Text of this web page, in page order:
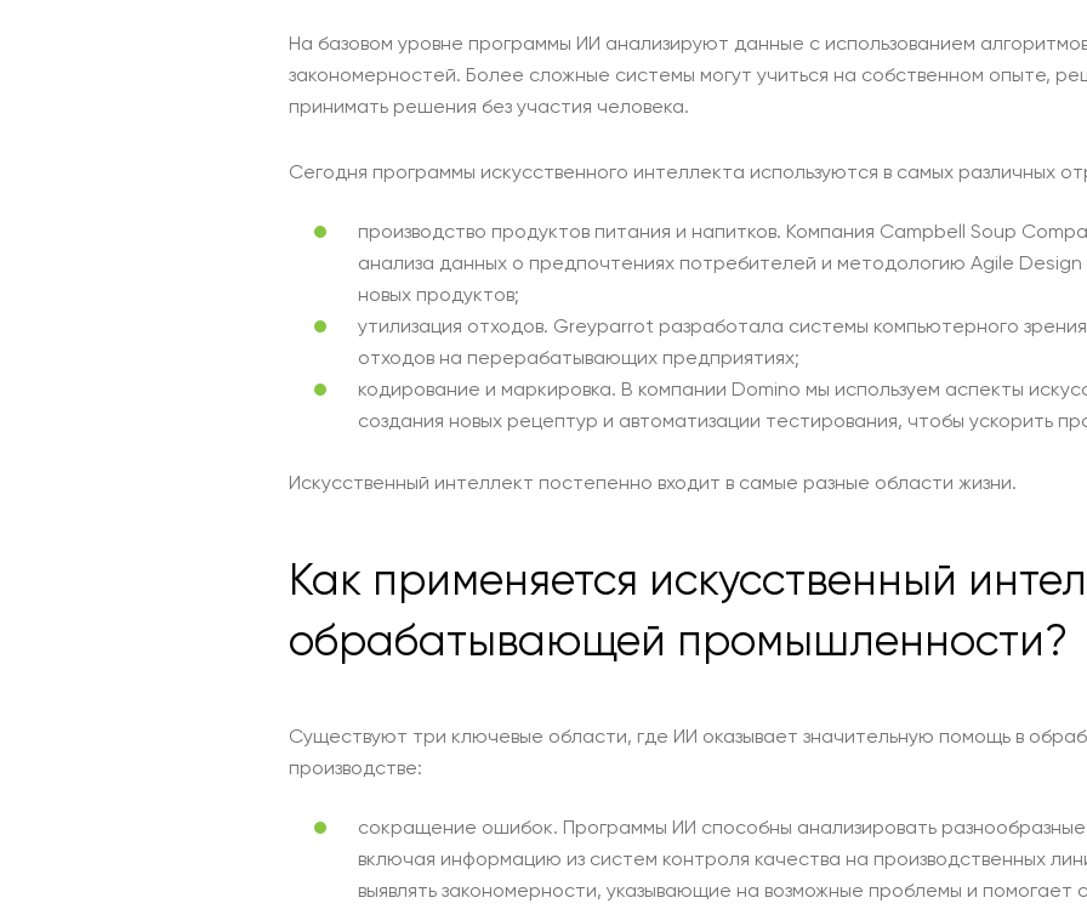
На базовом уровне программы ИИ анализируют данные с использованием
закономерностей. Более сложные системы могут учиться на собственном опыте,
принимать решения без участия человека.
Сегодня программы искусственного интеллекта используются в самых различных
производство продуктов питания и напитков. Компания Campbell Soup
анализа данных о предпочтениях потребителей и методологию Agile Design
новых продуктов;
утилизация отходов. Greyparrot разработала системы компьютерного
отходов на перерабатывающих предприятиях;
кодирование и маркировка. В компании Domino мы используем аспекты
создания новых рецептур и автоматизации тестирования, чтобы ускорить
Искусственный интеллект постепенно входит в самые разные области жизни.
Как применяется искусственный
обрабатывающей промышленности?
Существуют три ключевые области, где ИИ оказывает значительную помощь в
производстве:
сокращение ошибок. Программы ИИ способны анализировать разнообразные
включая информацию из систем контроля качества на производственных
выявлять закономерности, указывающие на возможные проблемы и помогает